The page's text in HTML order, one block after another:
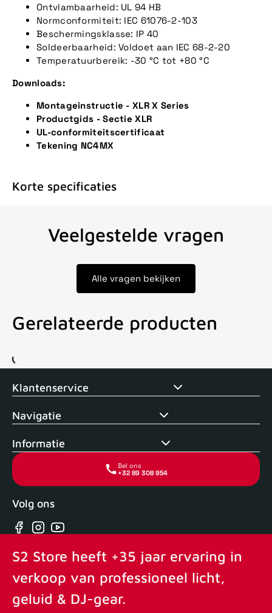
Ontvlambaarheid: UL 94 HB
Normconformiteit: IEC 61076-2-103
Beschermingsklasse: IP 40
Soldeerbaarheid: Voldoet aan IEC 68-2-20
Temperatuurbereik: -30 °C tot +80 °C
Downloads:
Montageinstructie - XLR X Series
Productgids - Sectie XLR
UL-conformiteitscertificaat
Tekening NC4MX
Korte specificaties
Veelgestelde vragen
Alle vragen bekijken
Gerelateerde producten
Voor 15uur besteld, zelfde dag verstuurd Echte winkel +35
Klantenservice
Navigatie
Informatie
Bel ons
+32 89 308 954
Volg ons
Facebook
Instagram
YouTube
S2 Store heeft +35 jaar ervaring in
verkoop van professioneel licht,
geluid & DJ-gear.